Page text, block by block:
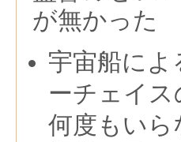
が無かった
宇宙船に
ーチェイ
何度もいら